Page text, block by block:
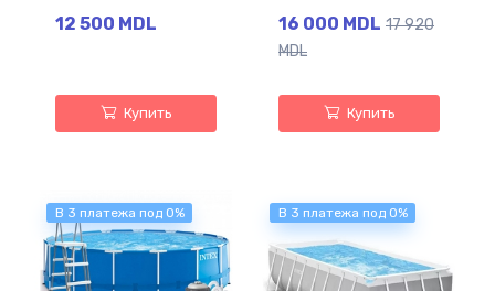
12 500 MDL
Купить
16 000 MDL 17 920
MDL
Купить
В 3 платежа под 0% В 3 платежа под 0%